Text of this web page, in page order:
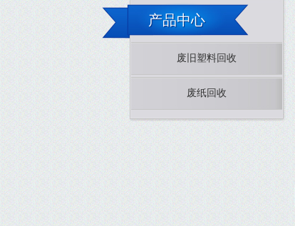
产品中心
废旧塑料回收
废纸回收